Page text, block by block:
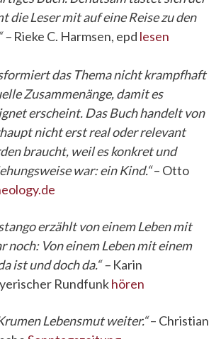
die Leser mit auf eine Reise zu den
– Rieke C. Harmsen, epd lesen
das Thema nicht krampfhaft
Zusammenänge, damit es
erscheint. Das Buch handelt von
nicht erst real oder relevant
braucht, weil es konkret und
war: ein Kind.“– Otto
erzählt von einem Leben mit
noch: Von einem Leben mit einem
ist und doch da.“ – Karin
Rundfunkhören
Lebensmut weiter.“– Christian